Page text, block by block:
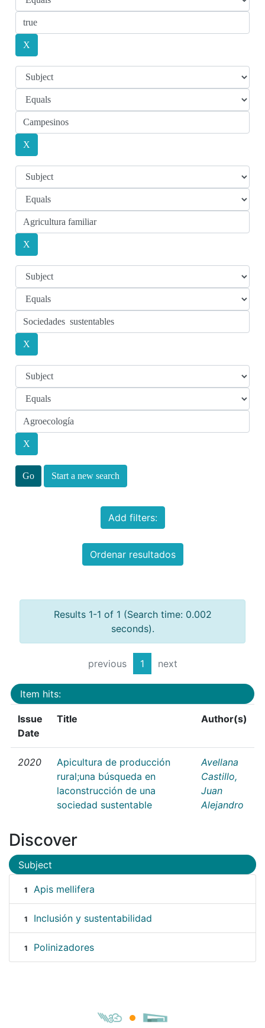
Start a new search
Add filters:
Ordenar resultados
Results 1-1 of 1 (Search time: 0.002
seconds).
previous 1 next
Item hits:
Issue
Date
Title Author(s)
2020
Apicultura de producción
rural;una búsqueda en
laconstrucción de una
sociedad sustentable
Avellana
Castillo,
Juan
Alejandro
Discover
Subject
1 Apis mellifera
1 Inclusión y sustentabilidad
1 Polinizadores